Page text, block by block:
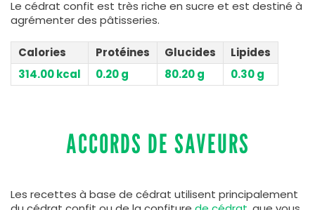
Le cédrat confit est très riche en sucre et est destiné à
agrémenter des pâtisseries.
Calories Protéines Glucides
Lipides
314.00 kcal
0.20 g 80.20 g 0.30 g
ACCORDS DE SAVEURS
Les recettes à base de cédrat utilisent principalement